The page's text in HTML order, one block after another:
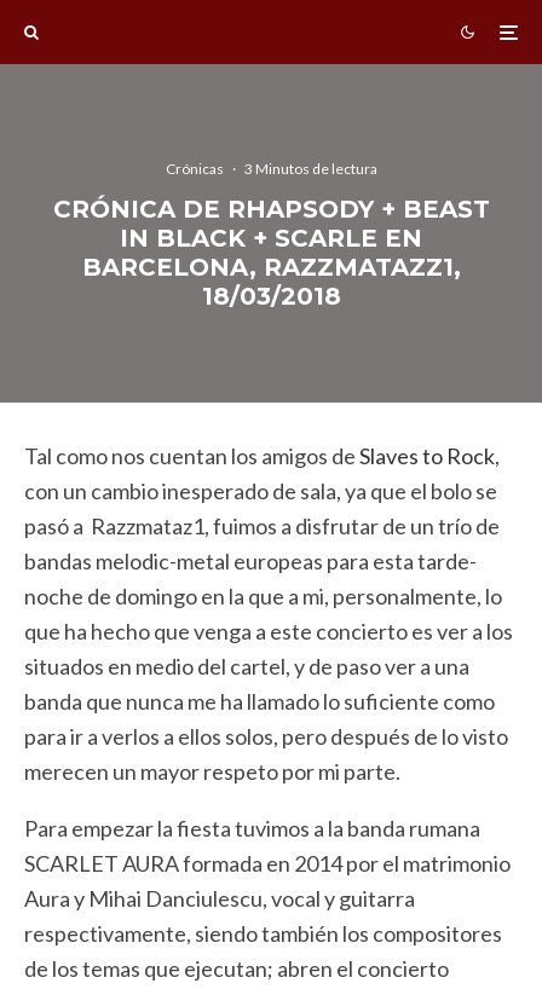
Crónicas · 3 Minutos de lectura
CRÓNICA DE RHAPSODY + BEAST
IN BLACK + SCARLE EN
BARCELONA, RAZZMATAZZ1,
18/03/2018
Tal como nos cuentan los amigos deSlaves to Rock,
con un cambio inesperado de sala, ya que el bolo se
pasó a Razzmataz1, fuimos a disfrutar de un trío de
bandas melodic-metal europeas para esta tarde-
noche de domingo en la que a mi, personalmente, lo
que ha hecho que venga a este concierto es ver a los
situados en medio del cartel, y de paso ver a una
banda que nunca me ha llamado lo suficiente como
para ir a verlos a ellos solos, pero después de lo visto
merecen un mayor respeto por mi parte.
Para empezar la fiesta tuvimos a la banda rumana
SCARLET AURA formada en 2014 por el matrimonio
Aura y Mihai Danciulescu, vocal y guitarra
respectivamente, siendo también los compositores
de los temas que ejecutan; abren el concierto